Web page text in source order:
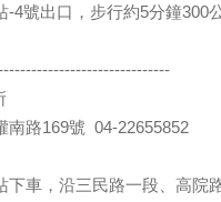
-4號出口，步行約5分鐘300
南路169號 04-22655852
下車，沿三民路一段、高院